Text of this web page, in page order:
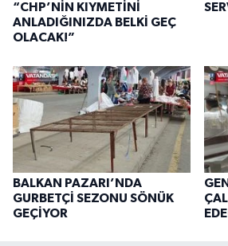
“CHP’NİN KIYMETİNİ
ANLADIĞINIZDA BELKİ GEÇ
OLACAK!”
BALKAN PAZARI’NDA
GURBETÇİ SEZONU SÖNÜK
GEÇİYOR